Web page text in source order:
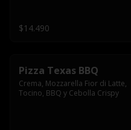
$14.490
Pizza Texas BBQ
Crema, Mozzarella Fior di Latte,
Tocino, BBQ y Cebolla Crispy